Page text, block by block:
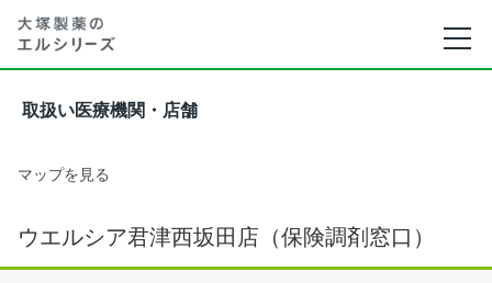
取扱い医療機関・店舗
マップを見る
ウエルシア君津西坂田店（保険調剤窓口）